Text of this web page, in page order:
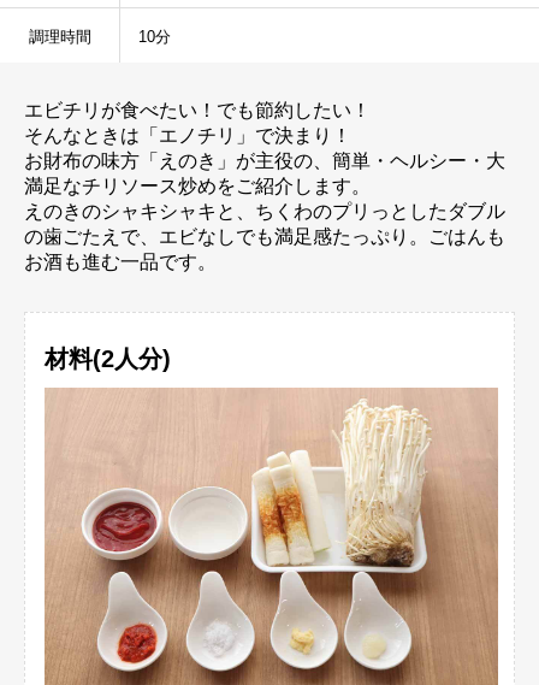
調理時間 10分
エビチリが食べたい！でも節約したい！
そんなときは「エノチリ」で決まり！
お財布の味方「えのき」が主役の、簡単・ヘルシー・大
満足なチリソース炒めをご紹介します。
えのきのシャキシャキと、ちくわのプリっとしたダブル
の歯ごたえで、エビなしでも満足感たっぷり。ごはんも
お酒も進む一品です。
材料(2人分)